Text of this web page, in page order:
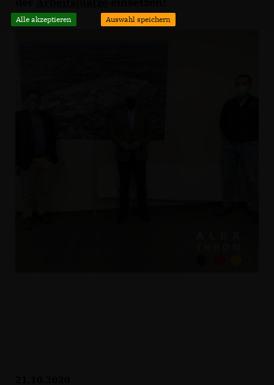
Alle akzeptieren Auswahl speichern